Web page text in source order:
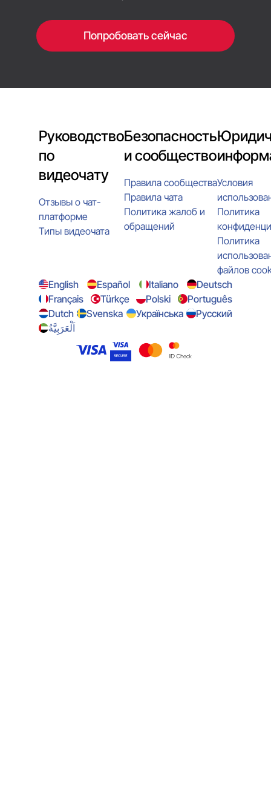
Попробовать сейчас
Руководство
по
видеочату
Отзывы о чат-
платформе
Типы видеочата
Безопасность
и сообщество
Правила сообщества
Правила чата
Политика жалоб и
обращений
Условия
Политика
Политика
файлов
English
Español Italiano
Deutsch
Français
Türkçe Polski
Português
Dutch
Svenska Українська
Русский
اَلْعَرَبِيَّةُ